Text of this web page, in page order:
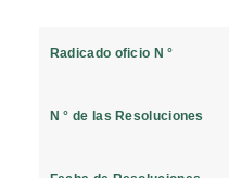
Radicado oficio N °
N ° de las Resoluciones